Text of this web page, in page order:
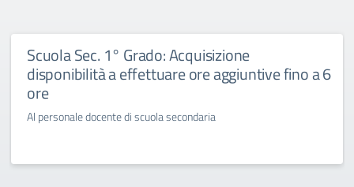
Scuola Sec. 1° Grado: Acquisizione
disponibilità a effettuare ore aggiuntive fino a 6
ore
Al personale docente di scuola secondaria